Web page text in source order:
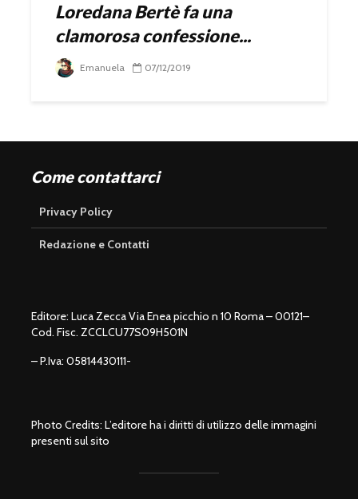
Loredana Bertè fa una
clamorosa confessione...
Emanuela 07/12/2019
Come contattarci
Privacy Policy
Redazione e Contatti
Editore: Luca Zecca Via Enea picchio n 10 Roma – 00121–
Cod. Fisc. ZCCLCU77S09H501N
– P.Iva: 05814430111-
Photo Credits: L’editore ha i diritti di utilizzo delle immagini
presenti sul sito